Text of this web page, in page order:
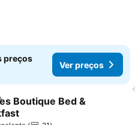
preços
Ver preços
aos favoritos
Boutique Bed &